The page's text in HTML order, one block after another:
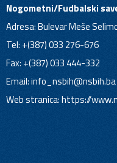
Nogometni/Fudbalski
Adresa: Bulevar Meše
Tel: +(387) 033 276-676
Fax: +(387) 033 444-332
Email:info_nsbih@nsbih.ba
Web stranica: https://